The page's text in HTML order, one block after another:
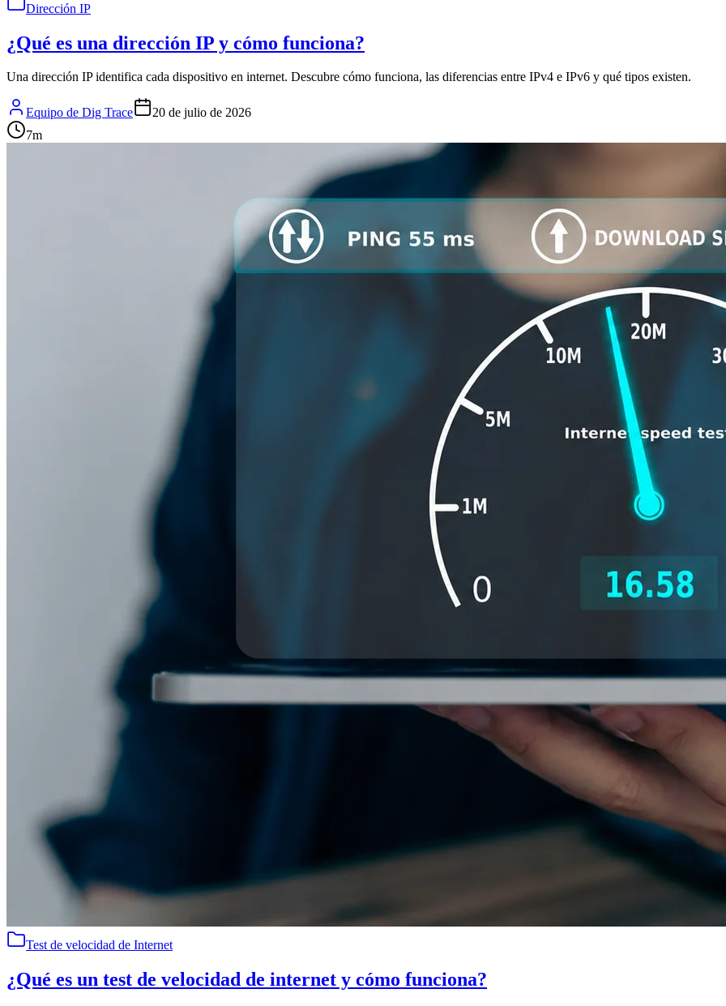
Dirección IP
¿Qué es una dirección IP y cómo funciona?
Una dirección IP identifica cada dispositivo en internet. Descubre cómo funciona, las diferencias entre IPv4 e IPv6 y qué tipos existen.
Equipo de Dig Trace
20 de julio de 2026
7m
Test de velocidad de Internet
¿Qué es un test de velocidad de internet y cómo funciona?